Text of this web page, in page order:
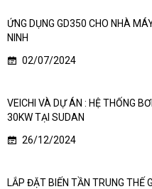
ỨNG DỤNG GD350 CHO NHÀ
NINH
02/07/2024
VEICHI VÀ DỰ ÁN : HỆ THỐNG
30KW TẠI SUDAN
26/12/2024
LẮP ĐẶT BIẾN TẦN TRUNG THẾ